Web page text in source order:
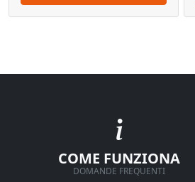
COME FUNZIONA
DOMANDE FREQUENTI